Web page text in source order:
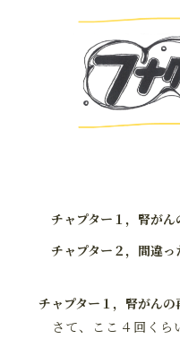
チャプター１，腎がん
チャプター２，間違っ
チャプター１，腎がん
さて、ここ４回くら